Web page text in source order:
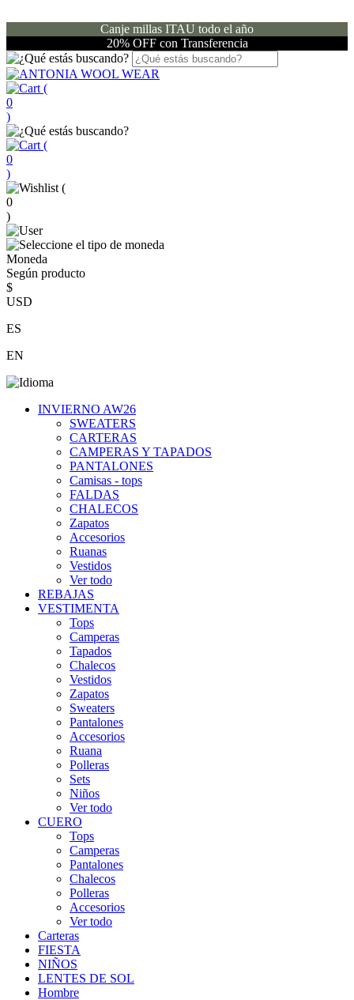
Canje millas ITAU todo el año
20% OFF con Transferencia
(
0
)
(
0
)
(
0
)
Moneda
Según producto
$
USD
ES
EN
INVIERNO AW26
SWEATERS
CARTERAS
CAMPERAS Y TAPADOS
PANTALONES
Camisas - tops
FALDAS
CHALECOS
Zapatos
Accesorios
Ruanas
Vestidos
Ver todo
REBAJAS
VESTIMENTA
Tops
Camperas
Tapados
Chalecos
Vestidos
Zapatos
Sweaters
Pantalones
Accesorios
Ruana
Polleras
Sets
Niños
Ver todo
CUERO
Tops
Camperas
Pantalones
Chalecos
Polleras
Accesorios
Ver todo
Carteras
FIESTA
NIÑOS
LENTES DE SOL
Hombre